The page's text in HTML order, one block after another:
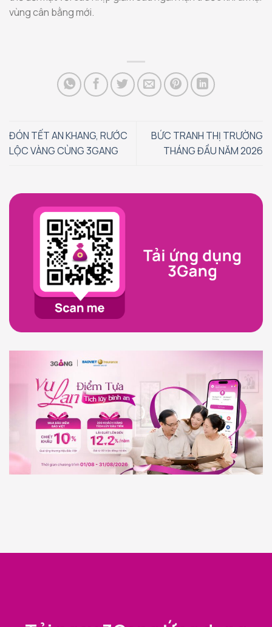
vùng cân bằng mới.
ĐÓN TẾT AN KHANG, RƯỚC
LỘC VÀNG CÙNG 3GANG
BỨC TRANH THỊ TRƯỜNG
THÁNG ĐẦU NĂM 2026